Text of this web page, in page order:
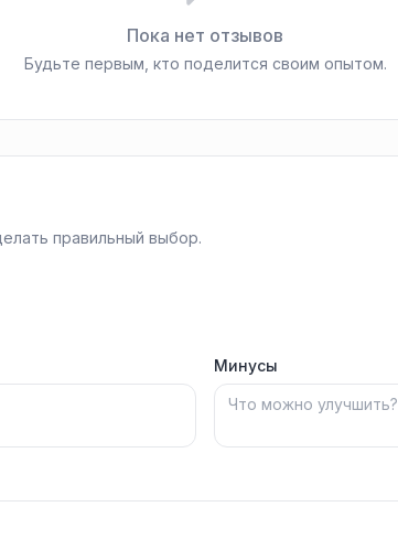
Пока нет отзывов
Будьте первым, кто поделится своим опытом.
правильный выбор.
Минусы